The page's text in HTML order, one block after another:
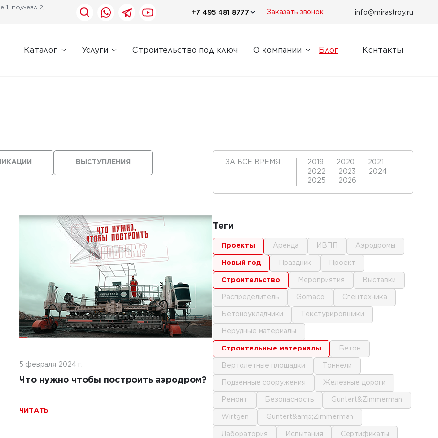
1, подъезд 2,
+7 495 481 8777 Заказать звонок info@mirastroy.ru
Каталог Услуги Строительство под ключ О компании Блог Контакты
ВЫСТУПЛЕНИЯ
1
1
5 февраля 2024 г.
Что нужно чтобы построить аэродром?
ЧИТАТЬ
покрытий ИВПП:
подходы и технологии
ЗА ВСЕ ВРЕМЯ 2019 2020
2021
2022
2023
2024
2025
2026
Теги
проекты аренда ИВПП аэродромы
новый год праздник проект
строительство мероприятия выставки
распределитель gomaco спецтехника
бетоноукладчики текстурировщики
нерудные материалы
строительные материалы бетон
вертолетные площадки тоннели
подземные сооружения железные дороги
ремонт безопасность Guntert&Zimmerman
Wirtgen Guntert&amp;Zimmerman
лаборатория испытания сертификаты